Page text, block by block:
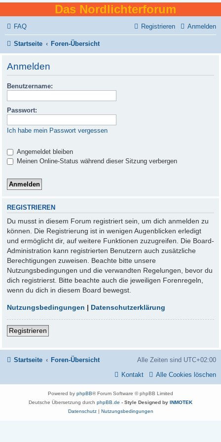
Das Nordlichterforum
FAQ Anmelden
Registrieren
Startseite Foren-Übersicht
Anmelden
Benutzername:
Passwort:
Ich habe mein Passwort vergessen
Angemeldet bleiben
Meinen Online-Status während dieser Sitzung verbergen
REGISTRIEREN
Du musst in diesem Forum registriert sein, um dich anmelden zu
können. Die Registrierung ist in wenigen Augenblicken erledigt
und ermöglicht dir, auf weitere Funktionen zuzugreifen. Die Board-
Administration kann registrierten Benutzern auch zusätzliche
Berechtigungen zuweisen. Beachte bitte unsere
Nutzungsbedingungen und die verwandten Regelungen, bevor du
dich registrierst. Bitte beachte auch die jeweiligen Forenregeln,
wenn du dich in diesem Board bewegst.
Nutzungsbedingungen | Datenschutzerklärung
Registrieren
Startseite Foren-Übersicht Alle Zeiten sind UTC+02:00
Alle Cookies löschen
Kontakt
Powered by phpBB® Forum Software © phpBB Limited
Deutsche Übersetzung durch phpBB.de - Style Designed by INMOTEK
Datenschutz| Nutzungsbedingungen